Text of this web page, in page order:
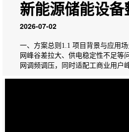
新能源储能设备
2026-07-02
一、方案总则1.1 项目背景与应用
网峰谷差拉大、供电稳定性不足等
网调频调压，同时适配工商业用户